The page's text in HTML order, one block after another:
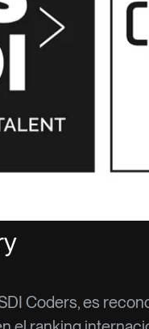
Coders, es